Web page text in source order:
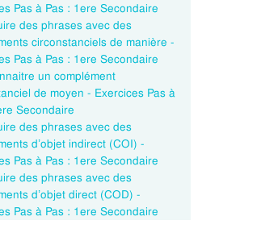
Pas à Pas : 1ere Secondaire
des phrases avec des
circonstanciels de manière -
Pas à Pas : 1ere Secondaire
un complément
de moyen - Exercices Pas à
Secondaire
des phrases avec des
d’objet indirect (COI) -
Pas à Pas : 1ere Secondaire
des phrases avec des
d’objet direct (COD) -
Pas à Pas : 1ere Secondaire